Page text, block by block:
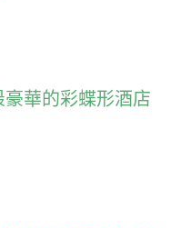
華的彩蝶形酒店